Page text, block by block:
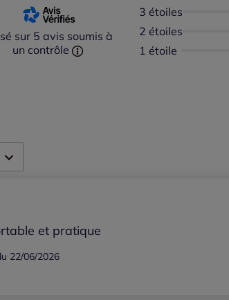
sur 5 avis soumis à
un contrôle
3 étoiles
2 étoiles
1 étoile
et pratique
22/06/2026